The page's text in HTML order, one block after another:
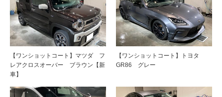
【ワンショットコート】マツダ フ
レアクロスオーバー ブラウン【新
車】
【ワンショットコート】トヨタ
GR86 グレー